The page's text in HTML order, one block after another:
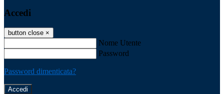
Accedi
button close ×
Nome Utente
Password
Password dimenticata?